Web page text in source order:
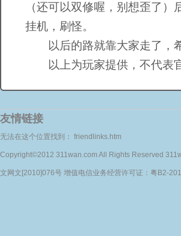
（还可以双修喔，别想歪了
挂机，刷怪。
以后的路就靠大家走了，
以上为玩家提供，不代表
友情链接
无法在这个位置找到： friendlinks.htm
Copyright©2012 311wan.com All Rights Reserved
文网文[2010]076号 增值电信业务经营许可证：粤B2-